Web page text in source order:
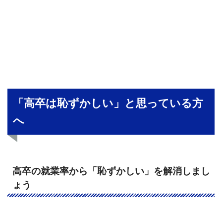
「高卒は恥ずかしい」と思っている方
へ
高卒の就業率から「恥ずかしい」を解消しまし
ょう